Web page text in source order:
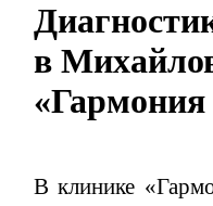
в
В клинике